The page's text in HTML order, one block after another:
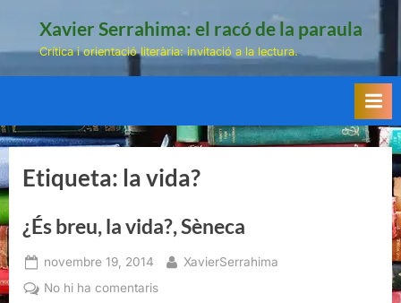
Xavier Serrahima: el racó de la paraula
Crítica i orientació literària: invitació a la lectura.
Etiqueta: la vida?
¿És breu, la vida?, Sèneca
Posted
on
novembre 19, 2014 By
XavierSerrahima
No hi ha comentarisa